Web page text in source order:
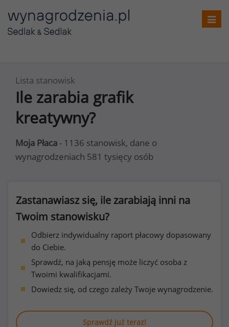
Lista stanowisk
Ile zarabia grafik
kreatywny?
Moja Płaca - 1136 stanowisk, dane o
wynagrodzeniach 581 tysięcy osób
Zastanawiasz się, ile zarabiają inni na
Twoim stanowisku?
Odbierz indywidualny raport płacowy dopasowany
do Ciebie.
Sprawdź, na jaką pensję może liczyć osoba z
Twoimi kwalifikacjami.
Dowiedz się, od czego zależy Twoje wynagrodzenie.
Sprawdź już teraz!